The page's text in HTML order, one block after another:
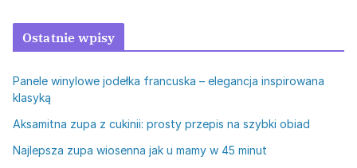
Ostatnie wpisy
Panele winylowe jodełka francuska – elegancja inspirowana
klasyką
Aksamitna zupa z cukinii: prosty przepis na szybki obiad
Najlepsza zupa wiosenna jak u mamy w 45 minut